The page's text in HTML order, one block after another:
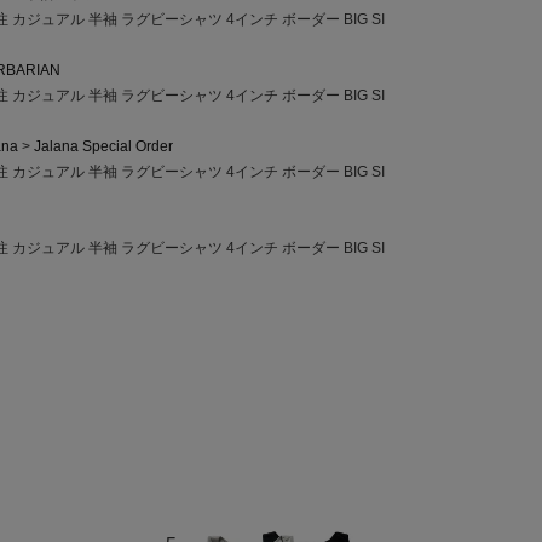
カジュアル 半袖 ラグビーシャツ 4インチ ボーダー BIG SI
カジュアル 半袖 ラグビーシャツ 4インチ ボーダー BIG SI
Jalana Special Order
カジュアル 半袖 ラグビーシャツ 4インチ ボーダー BIG SI
カジュアル 半袖 ラグビーシャツ 4インチ ボーダー BIG SI